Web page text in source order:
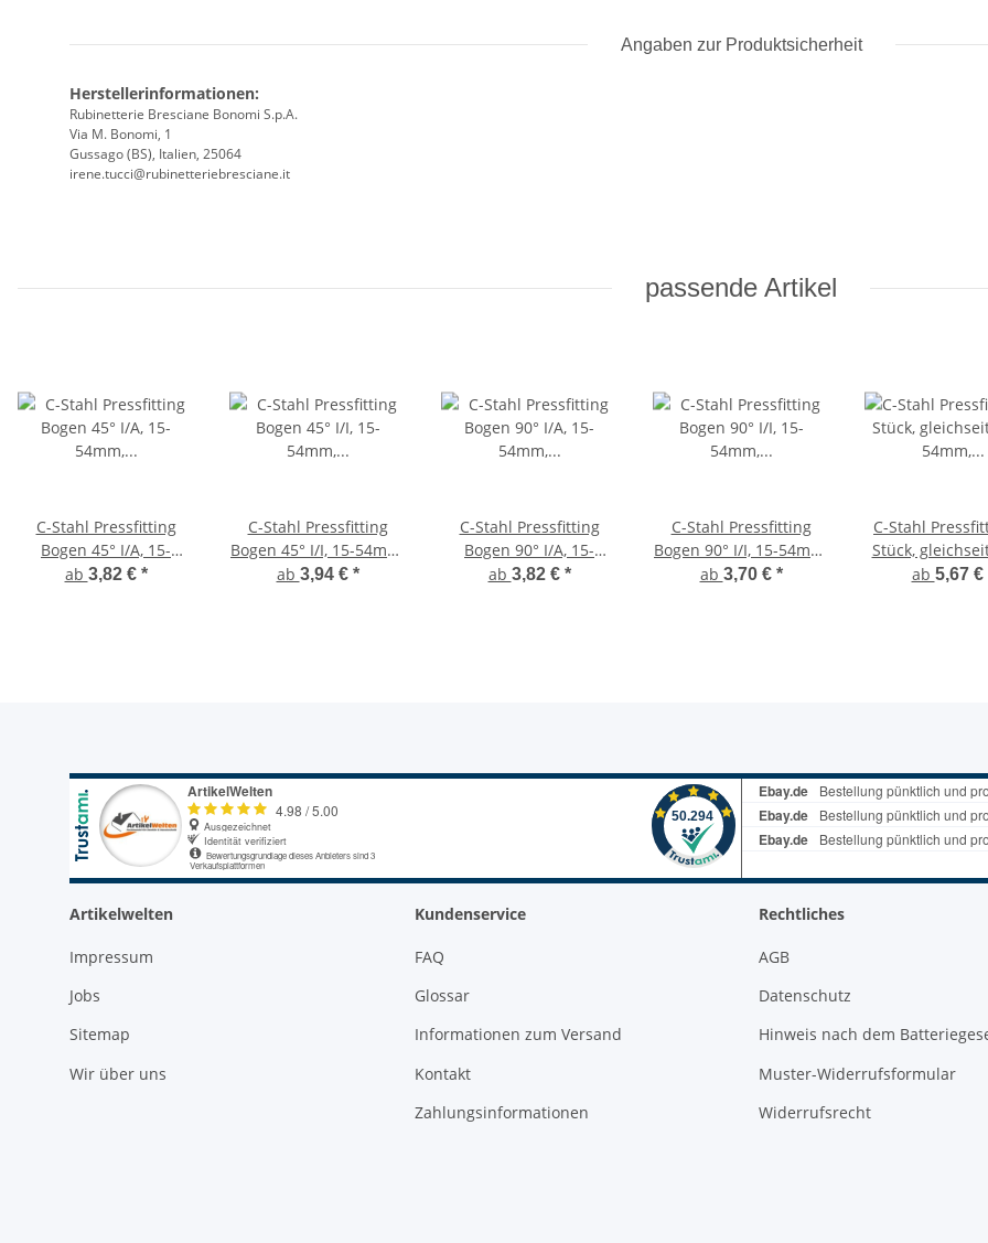
Angaben zur Produktsicherheit
Herstellerinformationen:
Rubinetterie Bresciane Bonomi S.p.A.
Via M. Bonomi, 1
Gussago (BS), Italien, 25064
irene.tucci@rubinetteriebresciane.it
passende Artikel
C-Stahl Pressfitting
Bogen 45° I/A, 15-
54mm, FRABOPRESS C-
ab 3,82 € *
C-Stahl Pressfitting
Bogen 45° I/I, 15-54mm,
FRABOPRESS C-Steel, V-
ab 3,94 € *
C-Stahl Pressfitting
Bogen 90° I/A, 15-
54mm, FRABOPRESS C-
ab 3,82 € *
C-Stahl Pressfitting
Bogen 90° I/I, 15-54mm,
FRABOPRESS C-Steel, V-
ab 3,70 € *
C-Stahl
Stück,
54mm,ab 5,67 €
Artikelwelten
Impressum
Jobs
Sitemap
Wir über uns
Kundenservice
FAQ
Glossar
Informationen zum Versand
Kontakt
Zahlungsinformationen
Rechtliches
AGB
Datenschutz
Hinweis nach dem
Muster-Widerrufsformular
Widerrufsrecht